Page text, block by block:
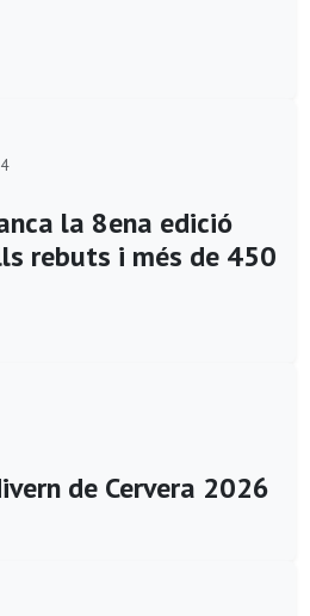
la 8ena edició
rebuts i més de 450
de Cervera 2026